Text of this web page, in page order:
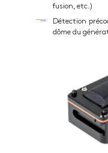
fusion, etc.)
Détection
dôme du